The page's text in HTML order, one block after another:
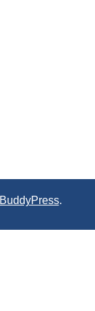
BuddyPress.